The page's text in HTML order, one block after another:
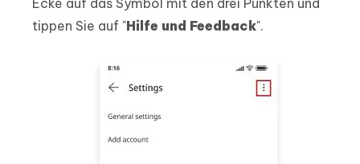
tippen Sie auf "Hilfe und Feedback".